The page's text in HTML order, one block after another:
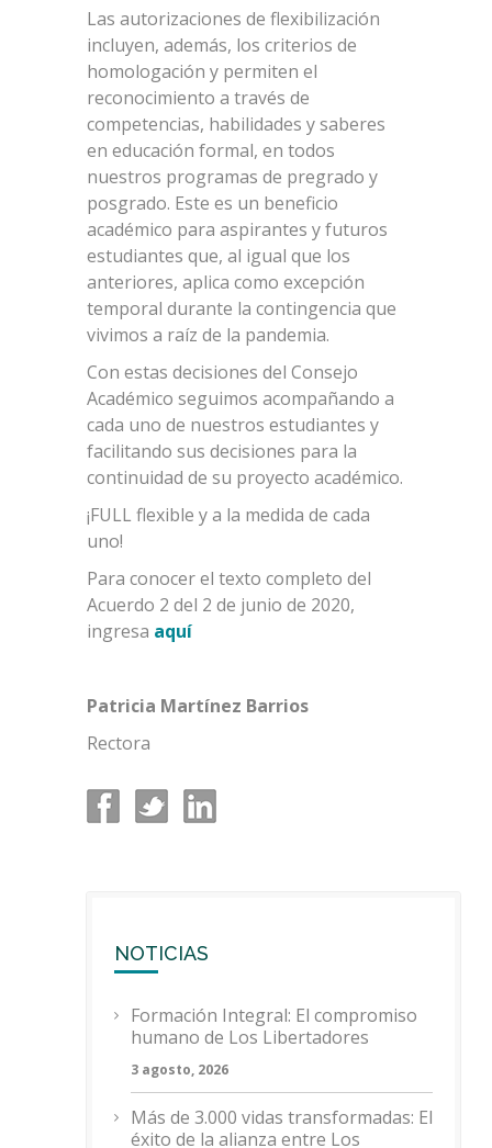
Las autorizaciones de flexibilización
incluyen, además, los criterios de
homologación y permiten el
reconocimiento a través de
competencias, habilidades y saberes
en educación formal, en todos
nuestros programas de pregrado y
posgrado. Este es un beneficio
académico para aspirantes y futuros
estudiantes que, al igual que los
anteriores, aplica como excepción
temporal durante la contingencia que
vivimos a raíz de la pandemia.
Con estas decisiones del Consejo
Académico seguimos acompañando a
cada uno de nuestros estudiantes y
facilitando sus decisiones para la
continuidad de su proyecto académico.
¡FULL flexible y a la medida de cada
uno!
Para conocer el texto completo del
Acuerdo 2 del 2 de junio de 2020,
ingresa aquí
Patricia Martínez Barrios
Rectora
NOTICIAS
Formación Integral: El compromiso
humano de Los Libertadores
3 agosto, 2026
Más de 3.000 vidas transformadas: El
éxito de la alianza entre Los